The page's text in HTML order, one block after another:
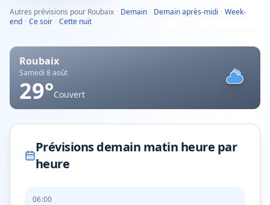
Autres prévisions pour Roubaix · Demain · Demain après-midi · Week-
end · Ce soir · Cette nuit
Roubaix
Samedi 8 août
29°Couvert
Prévisions demain matin heure par
heure
06:00